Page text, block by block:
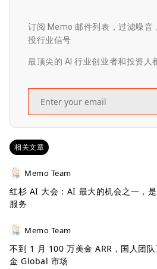
订阅 Memo 邮件列表，过滤噪音
投行业信号
最顶尖的 AI 行业创业者和投资人
相关文章
Memo Team
红杉 AI 大会：AI 最大的机会之一，
服务
Memo Team
不到 1 月 100 万美金 ARR，国人团
金 Global 市场